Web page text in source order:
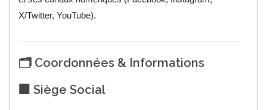
X/Twitter, YouTube).
🗂️ Coordonnées & Informations
🏢 Siège Social